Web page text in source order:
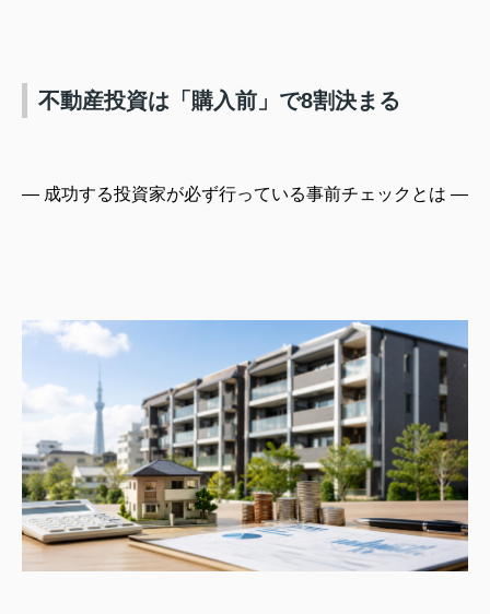
不動産投資は「購入前」で8割決まる
― 成功する投資家が必ず行っている事前チェックとは ―